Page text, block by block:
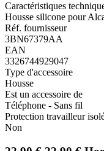
Caractéristiques
Housse silicone pour
Réf. fournisseur
3BN67379AA
EAN
3326744929047
Type d'accessoire
Housse
Est un accessoire de
Téléphone - Sans fil
Protection travailleur
Non